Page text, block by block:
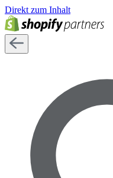
Direkt zum Inhalt